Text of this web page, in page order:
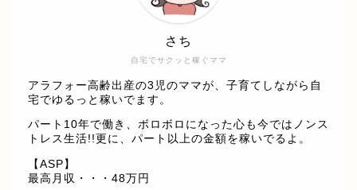
自宅でサクッと稼ぐママ
さち
アラフォー高齢出産の3児のママが、子育てしながら自
宅でゆるっと稼いでます。
パート10年で働き、ボロボロになった心も今ではノンス
トレス生活!!更に、パート以上の金額を稼いでるよ。
【ASP】
最高月収・・・48万円